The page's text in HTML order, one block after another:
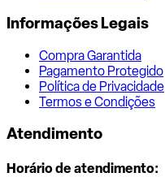
Informações Legais
Compra Garantida
Pagamento Protegido
Política de Privacidade
Termos e Condições
Atendimento
Horário de atendimento: